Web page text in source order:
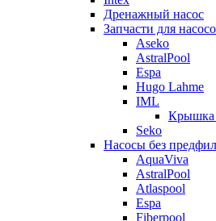
Дренажный насос
Запчасти для
Aseko
AstralPool
Espa
Hugo Lahme
IML
Крышка
Seko
Насосы без
AquaViva
AstralPool
Atlaspool
Espa
Fiberpool